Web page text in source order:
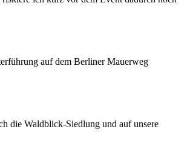
auf dem Berliner Mauerweg
die Waldblick-Siedlung und auf unsere